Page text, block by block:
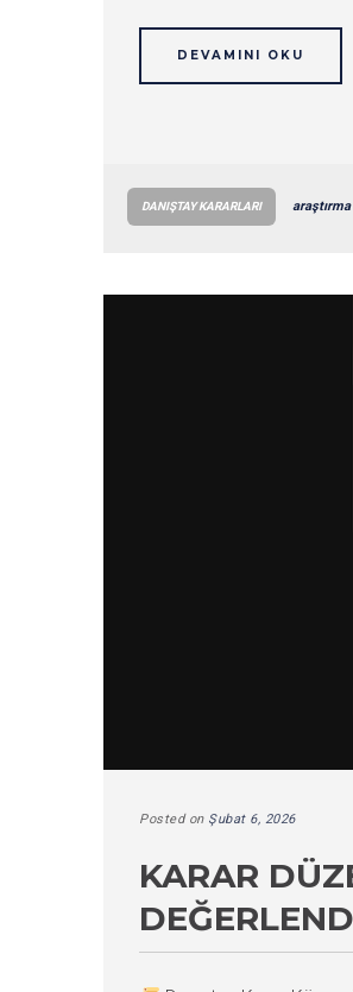
DEVAMINI OKU
DANIŞTAY KARARLARI araştırma
Posted on Şubat 6, 2026
KARAR